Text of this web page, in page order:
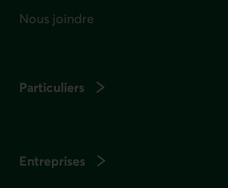
Nous joindre
Particuliers
Entreprises